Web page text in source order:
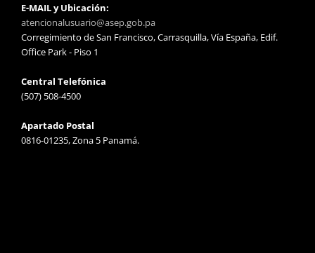
E-MAIL y Ubicación:
atencionalusuario@asep.gob.pa
Corregimiento de San Francisco, Carrasquilla, Vía España, Edif.
Office Park - Piso 1
Central Telefónica
(507) 508-4500
Apartado Postal
0816-01235, Zona 5 Panamá.